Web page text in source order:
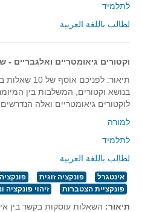
סדרות
סטטיסטיקה והסתברות
הסתברות
פונקציות וחדו"א
חוקיות והפונקציה
פונקצית הישר
פונקציה ריבועית
לתלמיד
لطالب باللغة العربية
וקטורים גיאומטריים ואלגבריים
תיאור:
בנושא וקטורים, המשלבות בין
לוקטורים גיאומטריים ואלה
למורה
לתלמיד
لطالب باللغة العربية
אינטגרל פונקציה זוגית
פונקציית הצטברות
זיהוי פונקציה
תיאור: השאלות עוסקות בקשר בין